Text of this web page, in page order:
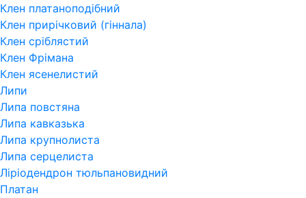
Клен платаноподібний
Клен прирічковий (гіннала)
Клен сріблястий
Клен Фрімана
Клен ясенелистий
Липи
Липа повстяна
Липа кавказька
Липа крупнолиста
Липа серцелиста
Ліріодендрон тюльпановидний
Платан